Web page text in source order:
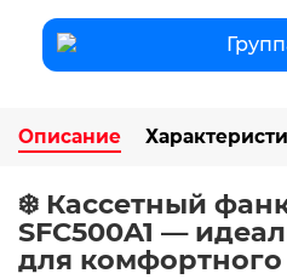
Описание
❄️ Кассетный
SFC500A1 —
для